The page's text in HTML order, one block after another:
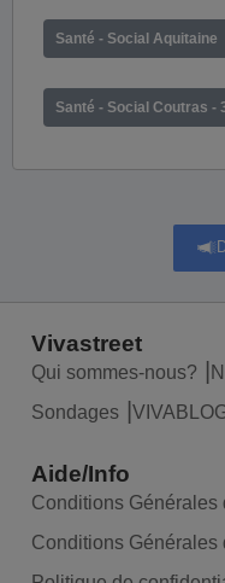
Santé - Social Aquitaine
Santé - Social Coutras -
Vivastreet
Qui sommes-nous?
Sondages
Aide/Info
Conditions Générales
Conditions Générales